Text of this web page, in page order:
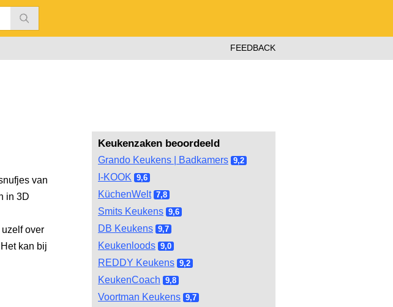
FEEDBACK
Keukenzaken beoordeeld
Grando Keukens | Badkamers 9,2
I-KOOK 9,6
KüchenWelt 7,8
Smits Keukens 9,6
DB Keukens 9,7
Keukenloods 9,0
REDDY Keukens 9,2
KeukenCoach 9,8
Voortman Keukens 9,7
van
in 3D
over
kan bij